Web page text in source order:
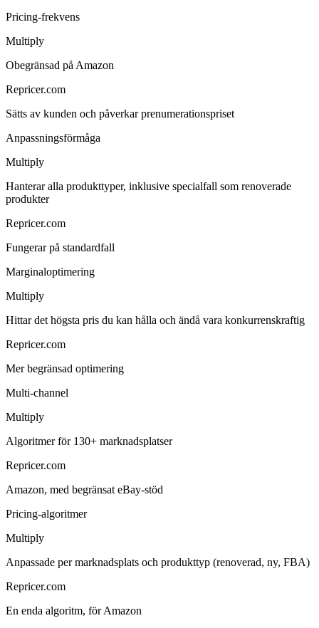
Pricing-frekvens
Multiply
Obegränsad på Amazon
Repricer.com
Sätts av kunden och påverkar prenumerationspriset
Anpassningsförmåga
Multiply
Hanterar alla produkttyper, inklusive specialfall som renoverade
produkter
Repricer.com
Fungerar på standardfall
Marginaloptimering
Multiply
Hittar det högsta pris du kan hålla och ändå vara konkurrenskraftig
Repricer.com
Mer begränsad optimering
Multi-channel
Multiply
Algoritmer för 130+ marknadsplatser
Repricer.com
Amazon, med begränsat eBay-stöd
Pricing-algoritmer
Multiply
Anpassade per marknadsplats och produkttyp (renoverad, ny, FBA)
Repricer.com
En enda algoritm, för Amazon